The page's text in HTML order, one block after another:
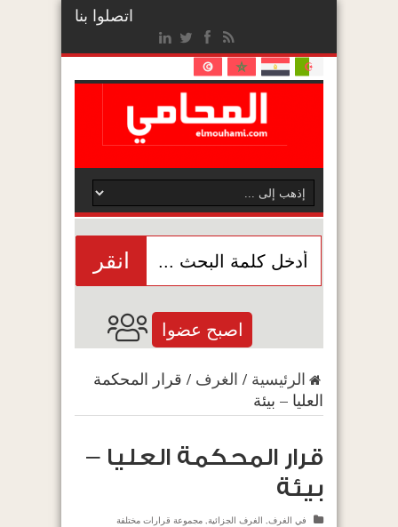
اتصلوا بنا
انقر
اصبح عضوا
الرئيسية / الغرف / قرار المحكمة
العليا – بيئة
قرار المحكمة العليا –
بيئة
في الغرف, الغرف الجزائية, مجموعة قرارات مختلفة